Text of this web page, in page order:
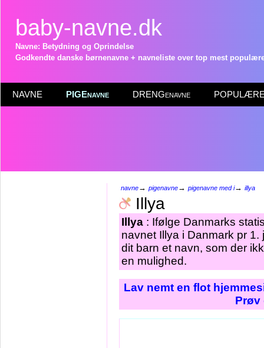
baby-navne.dk
Navne: Betydning og Oprindelse
Godkendte danske børnenavne + navneliste over top mest
NAVNE PIGEnavne DRENGenavne POPULÆRE
navne→ pigenavne→ pigenavne med i→ illya
Illya
Illya : Ifølge Danmarks
navnet Illya i Danmark pr
dit barn et navn, som der
en mulighed.
Lav nemt en flot
Prøv